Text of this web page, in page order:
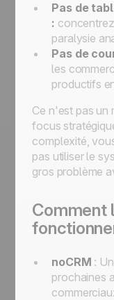
Pas de
:
paralysie
Pas de
les
productifs
Ce n'est pas un
focus
complexité,
pas utiliser le
gros problème
Comment
noCRM :
prochaines